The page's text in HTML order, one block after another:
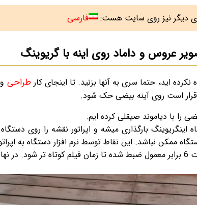
دیگر نیز روی سایت هست: فارسی
عروس و داماد روی اینه با گریوینگ
اید، حتما سری به آنها بزنید. تا اینجای کارطراحی و
است روی آینه بیضی حک شود.
را با دیاموند صیقلی کرده ایم.
اینگریوینگ بارگذاری میشه و اپراتور نقشه را روی
ممکن نباشد. این نقاط توسط نرم افزار دستگاه به